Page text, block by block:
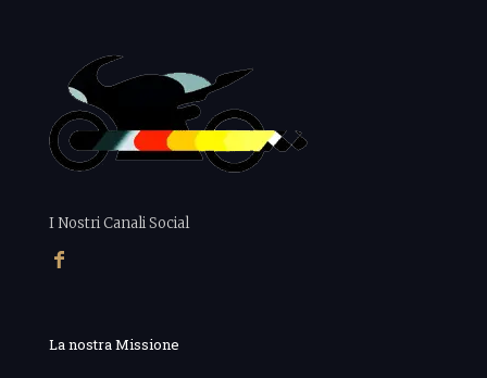
I Nostri Canali Social
La nostra Missione